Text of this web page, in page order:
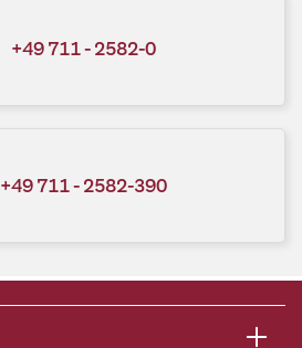
+49 711 - 2582-0
+49 711 - 2582-390